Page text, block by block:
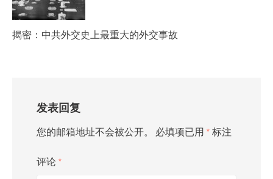
揭密：中共外交史上最重大的外交事故
发表回复
您的邮箱地址不会被公开。 必填项已用 * 标注
评论 *